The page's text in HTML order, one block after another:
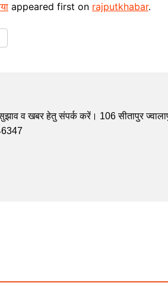
appeared first on rajputkhabar.
व खबर हेतु संपर्क करें। 106 सीतापुर